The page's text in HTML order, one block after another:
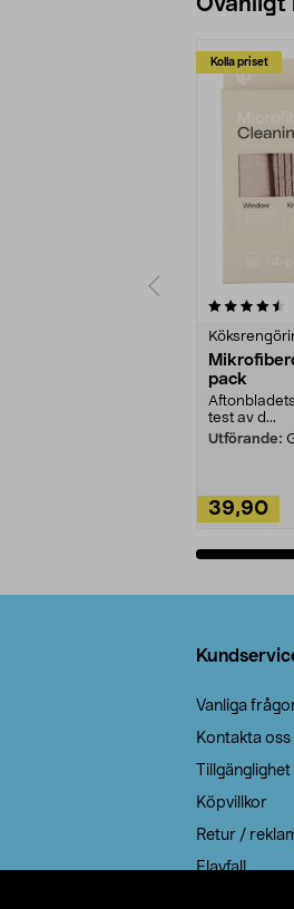
Kolla priset
pack
test av d...
Utförande:
39,90
Vanliga
Kontakta oss
Tillgänglighet
Köpvillkor
Retur /
Elavfall